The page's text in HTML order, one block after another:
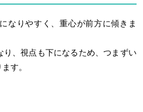
なりやすく、重心が前方に傾きま
、視点も下になるため、つまずい
す。